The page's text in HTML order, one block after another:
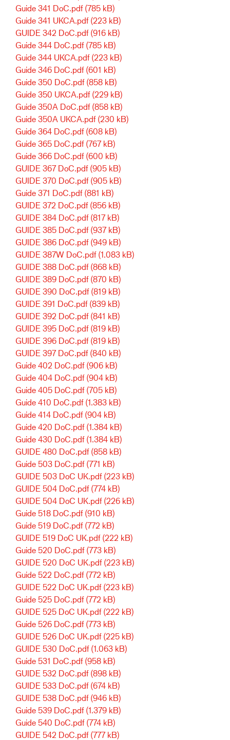
Guide 341 DoC.pdf (785 kB)
Guide 341 UKCA.pdf (223 kB)
GUIDE 342 DoC.pdf (916 kB)
Guide 344 DoC.pdf (785 kB)
Guide 344 UKCA.pdf (223 kB)
Guide 346 DoC.pdf (601 kB)
Guide 350 DoC.pdf (858 kB)
Guide 350 UKCA.pdf (229 kB)
Guide 350A DoC.pdf (858 kB)
Guide 350A UKCA.pdf (230 kB)
Guide 364 DoC.pdf (608 kB)
Guide 365 DoC.pdf (767 kB)
Guide 366 DoC.pdf (600 kB)
GUIDE 367 DoC.pdf (905 kB)
GUIDE 370 DoC.pdf (905 kB)
Guide 371 DoC.pdf (881 kB)
GUIDE 372 DoC.pdf (856 kB)
GUIDE 384 DoC.pdf (817 kB)
GUIDE 385 DoC.pdf (937 kB)
GUIDE 386 DoC.pdf (949 kB)
GUIDE 387W DoC.pdf (1.083 kB)
GUIDE 388 DoC.pdf (868 kB)
GUIDE 389 DoC.pdf (870 kB)
GUIDE 390 DoC.pdf (819 kB)
GUIDE 391 DoC.pdf (839 kB)
GUIDE 392 DoC.pdf (841 kB)
GUIDE 395 DoC.pdf (819 kB)
GUIDE 396 DoC.pdf (819 kB)
GUIDE 397 DoC.pdf (840 kB)
Guide 402 DoC.pdf (906 kB)
Guide 404 DoC.pdf (904 kB)
Guide 405 DoC.pdf (705 kB)
Guide 410 DoC.pdf (1.383 kB)
Guide 414 DoC.pdf (904 kB)
Guide 420 DoC.pdf (1.384 kB)
Guide 430 DoC.pdf (1.384 kB)
GUIDE 480 DoC.pdf (858 kB)
Guide 503 DoC.pdf (771 kB)
GUIDE 503 DoC UK.pdf (223 kB)
GUIDE 504 DoC.pdf (774 kB)
GUIDE 504 DoC UK.pdf (226 kB)
Guide 518 DoC.pdf (910 kB)
Guide 519 DoC.pdf (772 kB)
GUIDE 519 DoC UK.pdf (222 kB)
Guide 520 DoC.pdf (773 kB)
GUIDE 520 DoC UK.pdf (223 kB)
Guide 522 DoC.pdf (772 kB)
GUIDE 522 DoC UK.pdf (223 kB)
Guide 525 DoC.pdf (772 kB)
GUIDE 525 DoC UK.pdf (222 kB)
Guide 526 DoC.pdf (773 kB)
GUIDE 526 DoC UK.pdf (225 kB)
GUIDE 530 DoC.pdf (1.063 kB)
Guide 531 DoC.pdf (958 kB)
GUIDE 532 DoC.pdf (898 kB)
GUIDE 533 DoC.pdf (674 kB)
GUIDE 538 DoC.pdf (946 kB)
Guide 539 DoC.pdf (1.379 kB)
Guide 540 DoC.pdf (774 kB)
GUIDE 542 DoC.pdf (777 kB)